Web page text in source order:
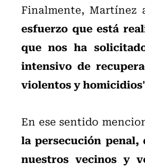
Finalmente, Martínez
esfuerzo que está
que nos ha
intensivo de
violentos y
En ese sentido
la persecución
nuestros vecinos y